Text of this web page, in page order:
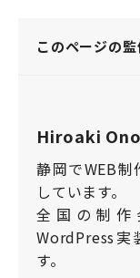
このページの
Hiroaki
静岡でWEB
しています。
全国の制
WordPress
す。